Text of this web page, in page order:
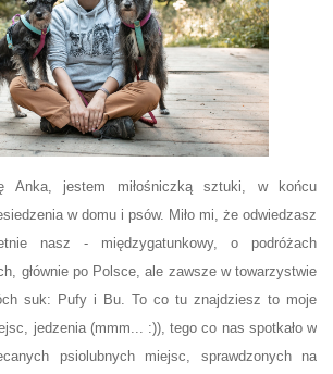
Anka, jestem miłośniczką sztuki, w końcu
w domu i psów. Miło mi, że odwiedzasz
nasz - międzygatunkowy, o podróżach
głównie po Polsce, ale zawsze w towarzystwie
suk: Pufy i Bu. To co tu znajdziesz to moje
jedzenia (mmm... :)), tego co nas spotkało w
psiolubnych miejsc, sprawdzonych na